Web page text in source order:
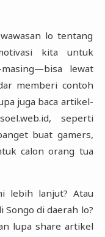
lo tentang
kita untuk
lewat
memberi contoh
juga baca artikel-
seperti
buat gamers,
calon orang tua
lebih lanjut? Atau
di daerah lo?
lupa share artikel